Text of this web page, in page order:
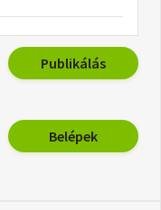
Publikálás
Belépek